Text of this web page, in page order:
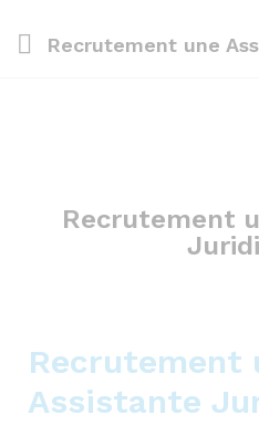
Recrutement
Recrutement
Assistante